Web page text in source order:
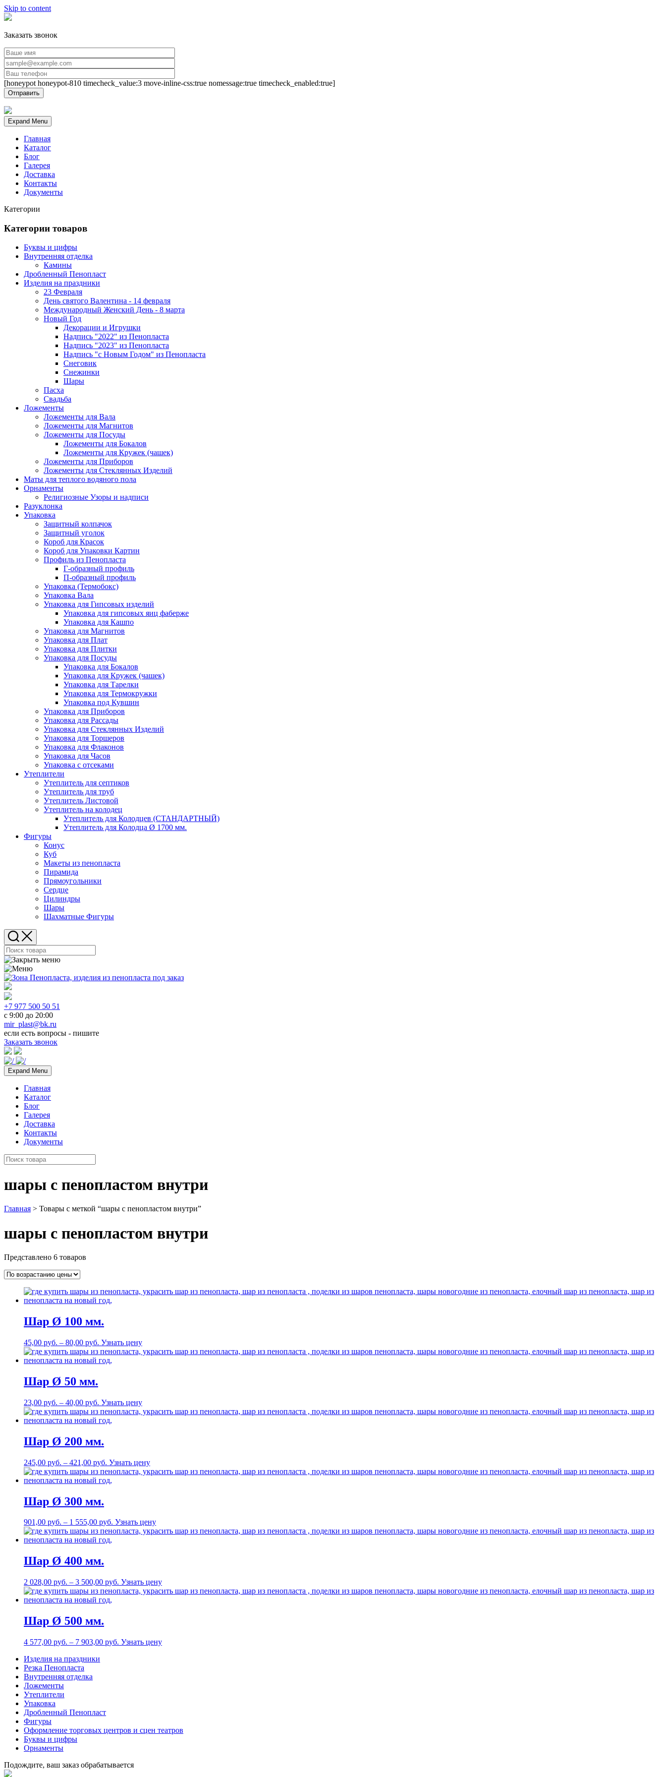
Skip to content
Заказать звонок
[honeypot honeypot-810 timecheck_value:3 move-inline-css:true nomessage:true timecheck_enabled:true]
Expand Menu
Главная
Каталог
Блог
Галерея
Доставка
Контакты
Документы
Категории
Категории товаров
Буквы и цифры
Внутренняя отделка
Камины
Дробленный Пенопласт
Изделия на праздники
23 Февраля
День святого Валентина - 14 февраля
Международный Женский День - 8 марта
Новый Год
Декорации и Игрушки
Надпись "2022" из Пенопласта
Надпись "2023" из Пенопласта
Надпись "с Новым Годом" из Пенопласта
Снеговик
Снежинки
Шары
Пасха
Свадьба
Ложементы
Ложементы для Вала
Ложементы для Магнитов
Ложементы для Посуды
Ложементы для Бокалов
Ложементы для Кружек (чашек)
Ложементы для Приборов
Ложементы для Стеклянных Изделий
Маты для теплого водяного пола
Орнаменты
Религиозные Узоры и надписи
Разуклонка
Упаковка
Защитный колпачок
Защитный уголок
Короб для Красок
Короб для Упаковки Картин
Профиль из Пенопласта
Г-образный профиль
П-образный профиль
Упаковка (Термобокс)
Упаковка Вала
Упаковка для Гипсовых изделий
Упаковка для гипсовых яиц фаберже
Упаковка для Кашпо
Упаковка для Магнитов
Упаковка для Плат
Упаковка для Плитки
Упаковка для Посуды
Упаковка для Бокалов
Упаковка для Кружек (чашек)
Упаковка для Тарелки
Упаковка для Термокружки
Упаковка под Кувшин
Упаковка для Приборов
Упаковка для Рассады
Упаковка для Стеклянных Изделий
Упаковка для Торшеров
Упаковка для Флаконов
Упаковка для Часов
Упаковка с отсеками
Утеплители
Утеплитель для септиков
Утеплитель для труб
Утеплитель Листовой
Утеплитель на колодец
Утeплитель для Колодцев (СТАНДАРТНЫЙ)
Утеплитель для Колодца Ø 1700 мм.
Фигуры
Конус
Куб
Макеты из пенопласта
Пирамида
Прямоугольники
Сердце
Цилиндры
Шары
Шахматные Фигуры
+7 977 500 50 51
с 9:00 до 20:00
mir_plast@bk.ru
если есть вопросы - пишите
Заказать звонок
Expand Menu
Главная
Каталог
Блог
Галерея
Доставка
Контакты
Документы
шары с пенопластом внутри
Главная > Товары с меткой “шары с пенопластом внутри”
шары с пенопластом внутри
Представлено 6 товаров
Шар Ø 100 мм.
45,00 руб. – 80,00 руб. Узнать цену
Шар Ø 50 мм.
23,00 руб. – 40,00 руб. Узнать цену
Шар Ø 200 мм.
245,00 руб. – 421,00 руб. Узнать цену
Шар Ø 300 мм.
901,00 руб. – 1 555,00 руб. Узнать цену
Шар Ø 400 мм.
2 028,00 руб. – 3 500,00 руб. Узнать цену
Шар Ø 500 мм.
4 577,00 руб. – 7 903,00 руб. Узнать цену
Изделия на праздники
Резка Пенопласта
Внутренняя отделка
Ложементы
Утеплители
Упаковка
Дробленный Пенопласт
Фигуры
Оформление торговых центров и сцен театров
Буквы и цифры
Орнаменты
Подождите, ваш заказ обрабатывается